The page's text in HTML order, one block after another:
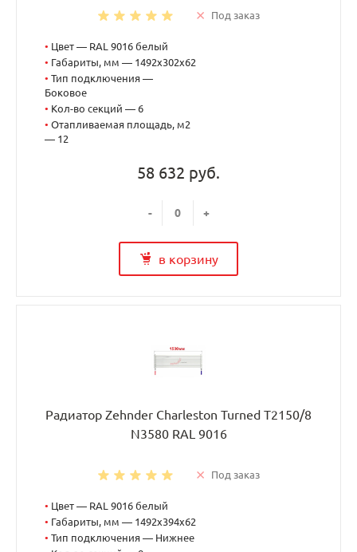
Под заказ
• Цвет — RAL 9016 белый
• Габариты, мм — 1492x302x62
• Тип подключения —
Боковое
• Кол-во секций — 6
• Отапливаемая площадь, м2
— 12
58 632 руб.
- +
в корзину
Радиатор Zehnder Charleston Turned T2150/8
N3580 RAL 9016
Под заказ
• Цвет — RAL 9016 белый
• Габариты, мм — 1492x394x62
• Тип подключения — Нижнее